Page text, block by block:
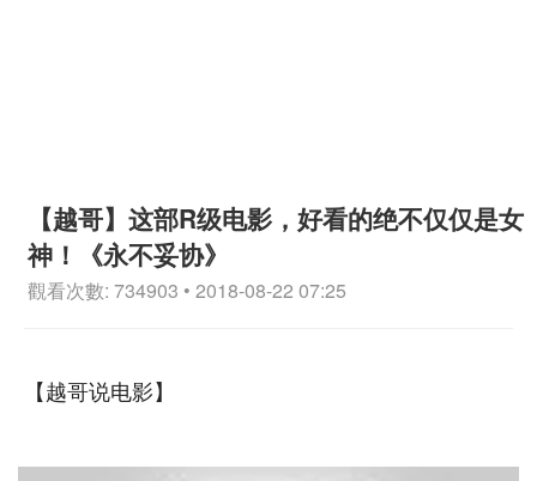
【越哥】这部R级电影，好看的绝不仅仅是女
神！《永不妥协》
觀看次數: 734903 • 2018-08-22 07:25
【越哥说电影】